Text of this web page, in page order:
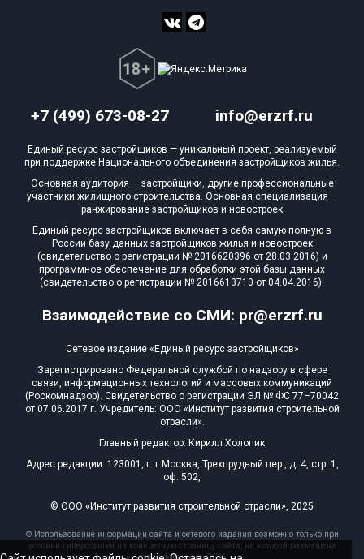
+7 (499) 673-08-27 info@erzrf.ru
Взаимодействие со СМИ: pr@erzrf.ru
Единый ресурс застройщиков — уникальный проект, реализуемый
при поддержке Национального объединения застройщиков жилья.
Основная аудитория — застройщики, другие профессиональные
участники жилищного строительства. Основная специализация —
ранжирование застройщиков и новостроек
Единый ресурс застройщиков включает в себя самую полную в
России базу данных застройщиков жилья и новостроек
(свидетельство о регистрации № 2016620396 от 28.03.2016) и
программное обеспечение для обработки этой базы данных
(свидетельство о регистрации № 2016613710 от 04.04.2016).
Сетевое издание «Единый ресурс застройщиков»
Зарегистрировано Федеральной службой по надзору в сфере
связи, информационных технологий и массовых коммуникаций
(Роскомнадзор). Свидетельство о регистрации ЭЛ № ФС 77–70042
от 07.06.2017 г. Учредитель: ООО «Институт развития строительной
отрасли».
Главный редактор: Кирилл Холопик
Адрес редакции: 123001, г. г.Москва, Трехпрудный пер., д. 4, стр. 1,
оф. 502,
© ООО «Институт развития строительной отрасли», 2025
© Использование информации сайта и сетевого издания возможно только при
условии гиперссылки на конкретную страницу сайта, на которой размещена